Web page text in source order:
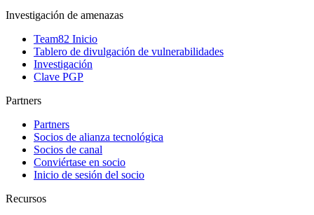
Investigación de amenazas
Team82 Inicio
Tablero de divulgación de vulnerabilidades
Investigación
Clave PGP
Partners
Partners
Socios de alianza tecnológica
Socios de canal
Conviértase en socio
Inicio de sesión del socio
Recursos